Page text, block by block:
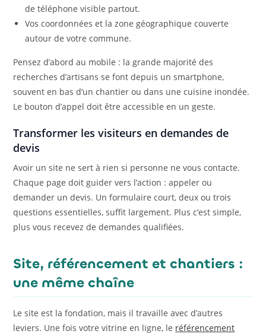
de téléphone visible partout.
Vos coordonnées et la zone géographique couverte
autour de votre commune.
Pensez d’abord au mobile : la grande majorité des
recherches d’artisans se font depuis un smartphone,
souvent en bas d’un chantier ou dans une cuisine inondée.
Le bouton d’appel doit être accessible en un geste.
Transformer les visiteurs en demandes de
devis
Avoir un site ne sert à rien si personne ne vous contacte.
Chaque page doit guider vers l’action : appeler ou
demander un devis. Un formulaire court, deux ou trois
questions essentielles, suffit largement. Plus c’est simple,
plus vous recevez de demandes qualifiées.
Site, référencement et chantiers :
une même chaîne
Le site est la fondation, mais il travaille avec d’autres
leviers. Une fois votre vitrine en ligne, le référencement